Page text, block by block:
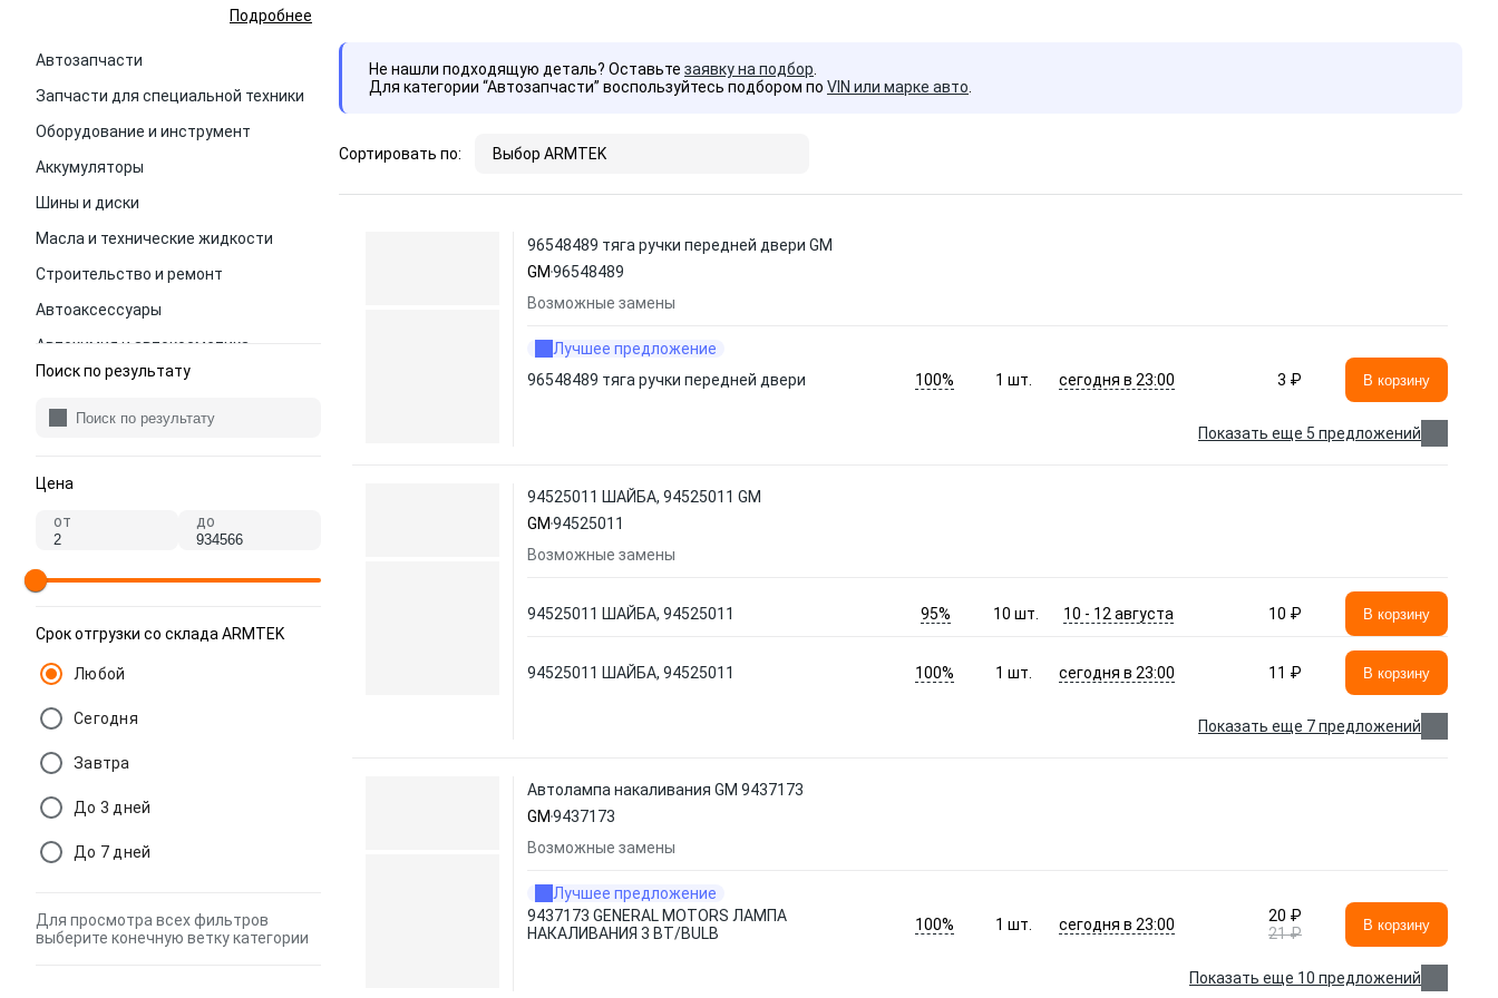
Подробнее
Автозапчасти
Запчасти для специальной техники
Оборудование и инструмент
Аккумуляторы
Шины и диски
Масла и технические жидкости
Строительство и ремонт
Автоаксессуары
Автохимия и автокосметика
Поиск по результату
Цена
от до
Срок отгрузки со склада ARMTEK
Любой
Сегодня
Завтра
До 3 дней
До 7 дней
Для просмотра всех фильтров
выберите конечную ветку категории
Не нашли подходящую деталь? Оставьте заявку на подбор
Для категории “Автозапчасти” воспользуйтесь подбором по VIN или марке авто
Сортировать по: Выбор ARMTEK
96548489 тяга ручки передней двери GM
GM 96548489
Возможные замены
Лучшее предложение
96548489 тяга ручки передней двери
100% 1 шт. сегодня в 23:00 3 ₽ В корзину
Показать еще 5 предложений
94525011 ШАЙБА, 94525011 GM
GM 94525011
Возможные замены
94525011 ШАЙБА, 94525011 95% 10 шт. 10 - 12 августа 10 ₽ В корзину
94525011 ШАЙБА, 94525011 100% 1 шт. сегодня в 23:00 11 ₽ В корзину
Показать еще 7 предложений
Автолампа накаливания GM 9437173
GM 9437173
Возможные замены
Лучшее предложение
9437173 GENERAL MOTORS ЛАМПА
НАКАЛИВАНИЯ 3 ВТ/BULB
100% 1 шт. сегодня в 23:00
20 ₽
21 ₽
В корзину
Показать еще 10 предложений